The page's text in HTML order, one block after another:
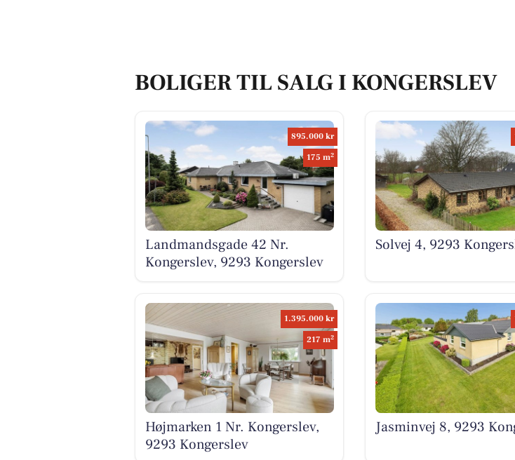
BOLIGER TIL SALG I KONGERSLEV
895.000 kr
175 m2
Landmandsgade 42 Nr.
Kongerslev, 9293 Kongerslev
Solvej 4, 9293
1.395.000 kr
217 m2
Højmarken 1 Nr. Kongerslev,
9293 Kongerslev
Jasminvej 8, 9293